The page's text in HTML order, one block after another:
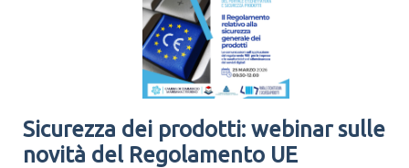
Sicurezza dei prodotti: webinar sulle
novità del Regolamento UE